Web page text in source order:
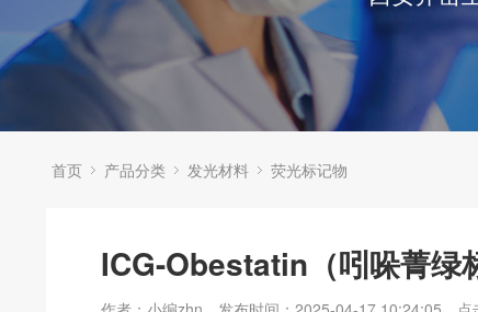
首页 产品分类 发光材料 荧光标记物
ICG-Obestatin（吲哚菁绿